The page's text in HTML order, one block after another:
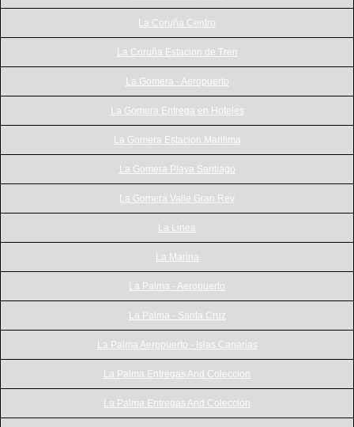
La Coruña Centro
La Coruña Estacion de Tren
La Gomera - Aeropuerto
La Gomera Entrega en Hoteles
La Gomera Estacion Maritima
La Gomera Playa Santiago
La Gomera Valle Gran Rey
La Linea
La Marina
La Palma - Aeropuerto
La Palma - Santa Cruz
La Palma Aeropuerto - Islas Canarias
La Palma Entregas And Coleccion
La Palma Entregas And Coleccion